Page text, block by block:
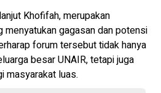
Khofifah, merupakan
gagasan dan potensi
forum tersebut tidak hanya
besar UNAIR, tetapi juga
masyarakat luas.